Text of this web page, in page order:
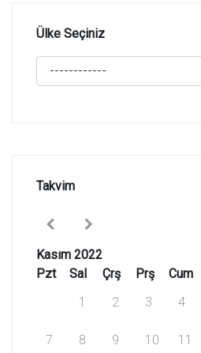
Ülke Seçiniz
Takvim
Kasım 2022
Pzt
Sal Çrş Prş Cum
1
2 3 4
7 8 9 10 11